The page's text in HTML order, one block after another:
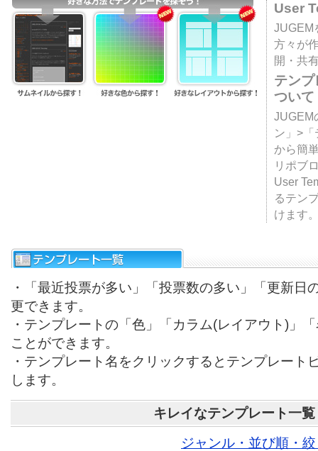
User
JUGEM
方々が
開・共
テン
ついて
JUGEM
ン」>
から簡
リポブ
User
るテン
けます
・「最近投票が多い」「投票数の多い」「更新日
更できます。
・テンプレートの「色」「カラム(レイアウト)」
ことができます。
・テンプレート名をクリックするとテンプレート
します。
キレイなテンプレート一覧
ジャンル・並び順・